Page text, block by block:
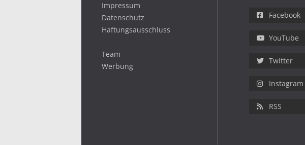
Impressum
Datenschutz
Haftungsausschluss
Team
Werbung
Facebook
YouTube
Twitter
Instagram
RSS